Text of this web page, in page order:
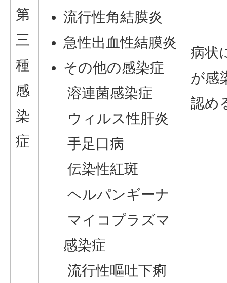
第
三
種
感
染
症
流行性角結膜炎
急性出血性結膜炎
その他の感染症
溶連菌感染症
ウィルス性肝炎
手足口病
伝染性紅斑
ヘルパンギーナ
マイコプラズマ
感染症
流行性嘔吐下痢
病状
が感
認め